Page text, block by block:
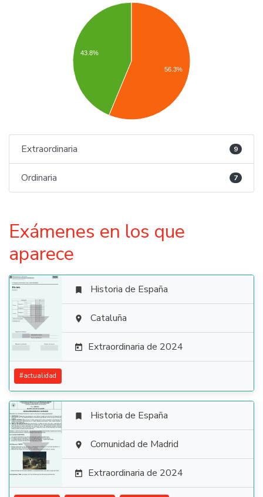
43.8%
56.3%
Extraordinaria 9
Ordinaria 7
Exámenes en los que
aparece

 Historia de España
 Cataluña
 Extraordinaria de 2024
#actualidad

 Historia de España
 Comunidad de Madrid
 Extraordinaria de 2024